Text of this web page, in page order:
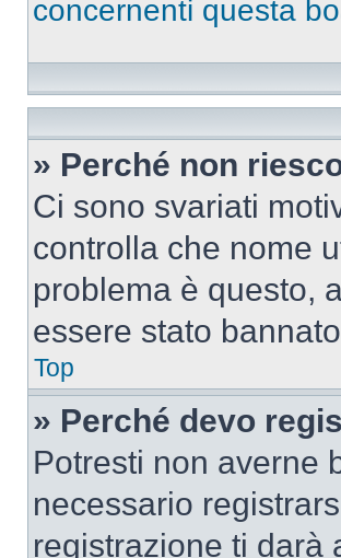
concernenti questa
» Perché non
Ci sono svariati
controlla che nome
problema è questo,
essere stato
Top
» Perché devo
Potresti non averne
necessario
registrazione ti darà